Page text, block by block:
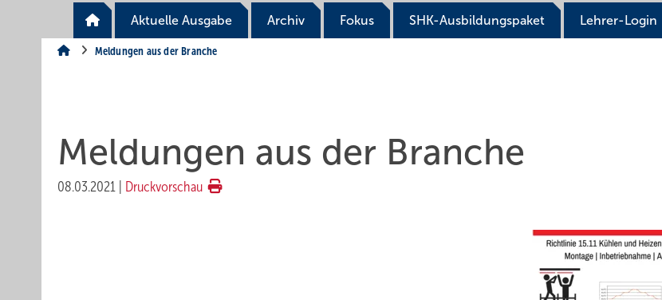
Aktuelle Ausgabe Archiv Fokus SHK-Ausbildungspaket Lehrer-Login
Meldungen aus der Branche
Meldungen aus der Branche
08.03.2021 Druckvorschau